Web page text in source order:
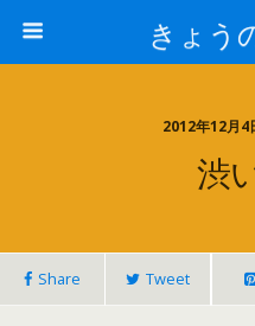
きょう
2012年12月
渋
Share Tweet